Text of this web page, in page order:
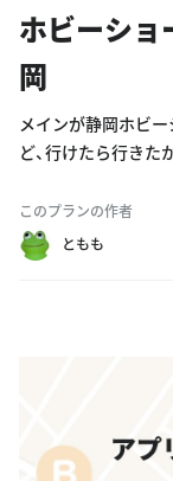
ホビーシ
岡
メインが静岡ホビ
ど、行けたら行き
このプランの作者
ともも